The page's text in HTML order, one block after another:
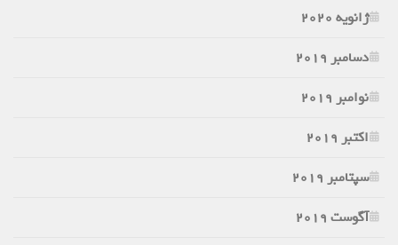
ژانویه 2020
دسامبر 2019
نوامبر 2019
اکتبر 2019
سپتامبر 2019
آگوست 2019